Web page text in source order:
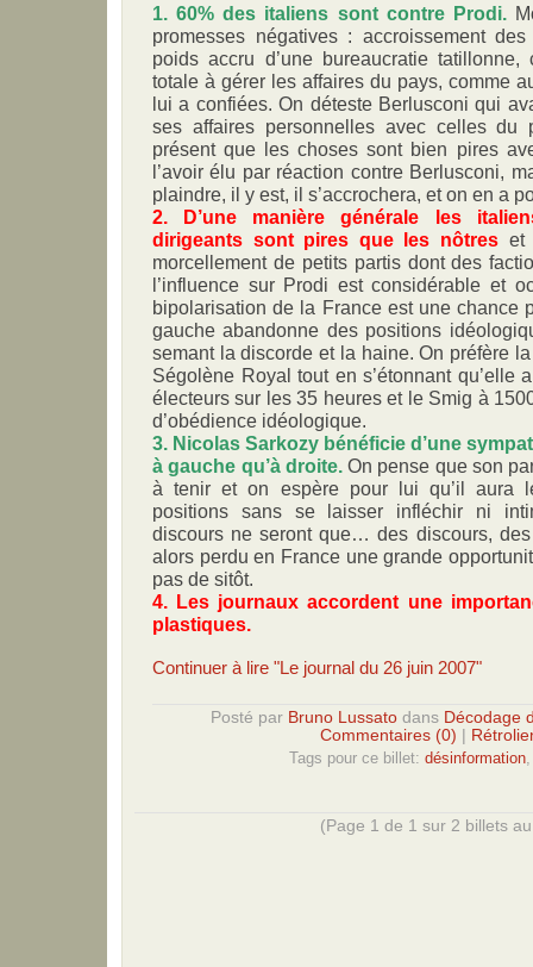
1. 60% des italiens sont contre Prodi.
promesses négatives : accroissement
poids accru d’une bureaucratie tatillonne,
totale à gérer les affaires du pays, comme
lui a confiées. On déteste Berlusconi qui
ses affaires personnelles avec celles du
présent que les choses sont bien pires
l’avoir élu par réaction contre Berlusconi,
plaindre, il y est, il s’accrochera, et on en a
2. D’une manière générale les
dirigeants sont pires que les nôtres et
morcellement de petits partis dont des
l’influence sur Prodi est considérable et
bipolarisation de la France est une chance
gauche abandonne des positions
semant la discorde et la haine. On préfère
Ségolène Royal tout en s’étonnant qu’elle
électeurs sur les 35 heures et le Smig à
d’obédience idéologique.
3. Nicolas Sarkozy bénéficie d’une
à gauche qu’à droite.On pense que son
à tenir et on espère pour lui qu’il aura
positions sans se laisser infléchir ni
discours ne seront que… des discours,
alors perdu en France une grande
pas de sitôt.
4. Les journaux accordent une
plastiques.
Continuer à lire "Le journal du 26 juin 2007"
Posté par Bruno Lussatodans Décodage
Commentaires (0)
Tags pour ce billet: désinformation
(Page 1 de 1 sur 2 billets